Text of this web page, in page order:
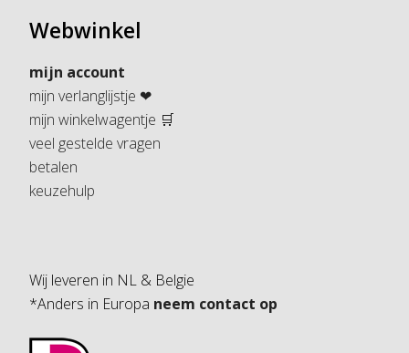
Webwinkel
mijn account
mijn verlanglijstje ❤
mijn winkelwagentje 🛒
veel gestelde vragen
betalen
keuzehulp
Wij leveren in NL & Belgie
*Anders in Europa neem contact op